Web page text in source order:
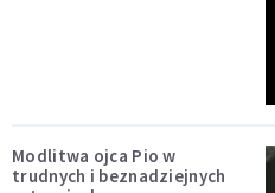
Modlitwa ojca Pio w
trudnych i beznadziejnych